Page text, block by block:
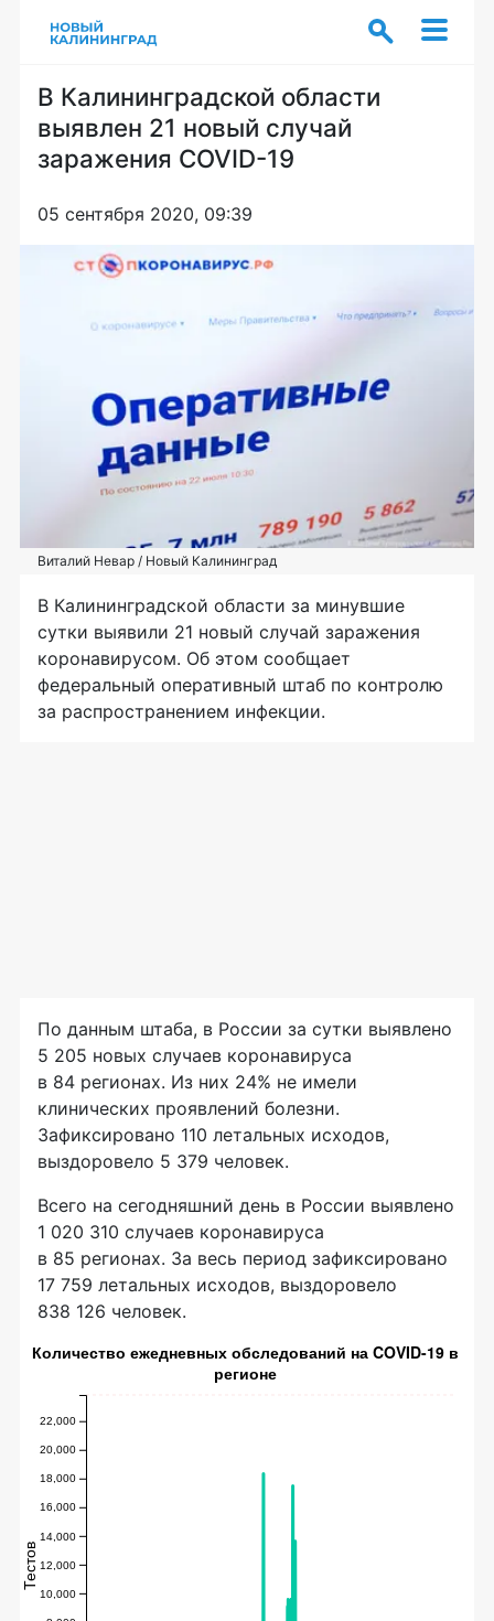
В Калининградской области
выявлен 21 новый случай
заражения COVID-19
05 сентября 2020, 09:39
Виталий Невар / Новый Калининград
В Калининградской области за минувшие
сутки выявили 21 новый случай заражения
коронавирусом. Об этом сообщает
федеральный оперативный штаб по контролю
за распространением инфекции.
По данным штаба, в России за сутки выявлено
5 205 новых случаев коронавируса
в 84 регионах. Из них 24% не имели
клинических проявлений болезни.
Зафиксировано 110 летальных исходов,
выздоровело 5 379 человек.
Всего на сегодняшний день в России выявлено
1 020 310 случаев коронавируса
в 85 регионах. За весь период зафиксировано
17 759 летальных исходов, выздоровело
838 126 человек.